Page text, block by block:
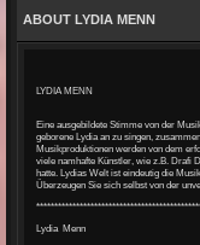
ABOUT LYDIA MENN
LYDIA MENN
Eine ausgebildete Stimme von der
geborene Lydia an zu singen,
Musikproduktionen werden von dem
viele namhafte Künstler, wie z.B. Drafi
hatte. Lydias Welt ist eindeutig die
Überzeugen Sie sich selbst von der
Lydia Menn